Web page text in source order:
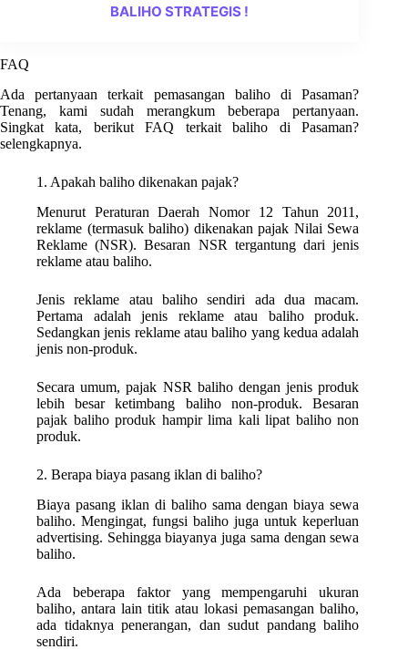
BALIHO STRATEGIS !
FAQ
Ada pertanyaan terkait pemasangan baliho di Pasaman?
Tenang, kami sudah merangkum beberapa pertanyaan.
Singkat kata, berikut FAQ terkait baliho di Pasaman?
selengkapnya.
1. Apakah baliho dikenakan pajak?
Menurut Peraturan Daerah Nomor 12 Tahun 2011,
reklame (termasuk baliho) dikenakan pajak Nilai Sewa
Reklame (NSR). Besaran NSR tergantung dari jenis
reklame atau baliho.
Jenis reklame atau baliho sendiri ada dua macam.
Pertama adalah jenis reklame atau baliho produk.
Sedangkan jenis reklame atau baliho yang kedua adalah
jenis non-produk.
Secara umum, pajak NSR baliho dengan jenis produk
lebih besar ketimbang baliho non-produk. Besaran
pajak baliho produk hampir lima kali lipat baliho non
produk.
2. Berapa biaya pasang iklan di baliho?
Biaya pasang iklan di baliho sama dengan biaya sewa
baliho. Mengingat, fungsi baliho juga untuk keperluan
advertising. Sehingga biayanya juga sama dengan sewa
baliho.
Ada beberapa faktor yang mempengaruhi ukuran
baliho, antara lain titik atau lokasi pemasangan baliho,
ada tidaknya penerangan, dan sudut pandang baliho
sendiri.